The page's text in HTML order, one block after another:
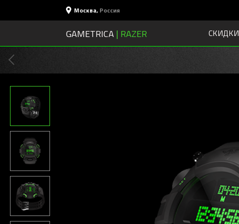
Москва, Россия
GAMETRICA | RAZER СКИДКИ